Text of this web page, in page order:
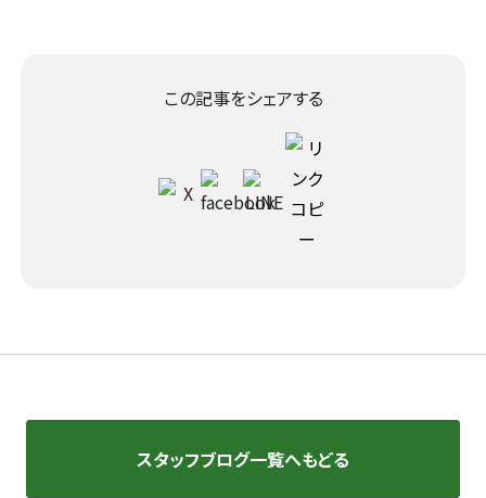
この記事をシェアする
スタッフブログ一覧へもどる